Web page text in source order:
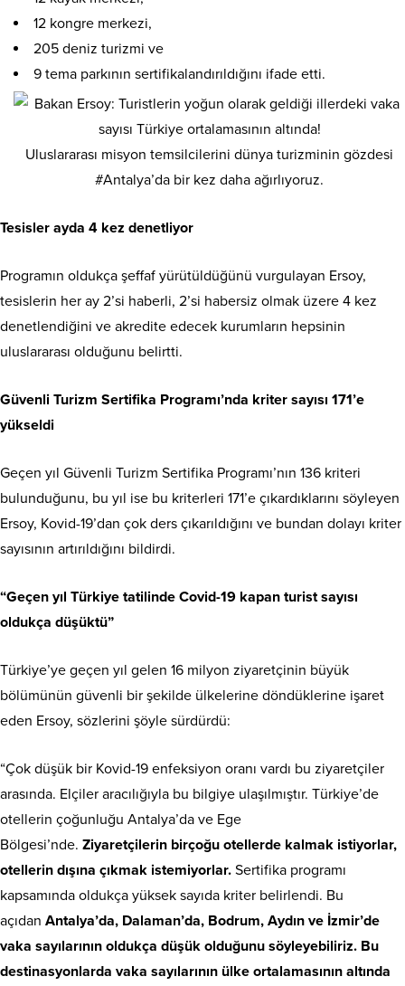
12 kongre merkezi,
205 deniz turizmi ve
9 tema parkının sertifikalandırıldığını ifade etti.
Uluslararası misyon temsilcilerini dünya turizminin gözdesi
#Antalya’da bir kez daha ağırlıyoruz.
Tesisler ayda 4 kez denetliyor
Programın oldukça şeffaf yürütüldüğünü vurgulayan Ersoy,
tesislerin her ay 2’si haberli, 2’si habersiz olmak üzere 4 kez
denetlendiğini ve akredite edecek kurumların hepsinin
uluslararası olduğunu belirtti.
Güvenli Turizm Sertifika Programı’nda kriter sayısı 171’e
yükseldi
Geçen yıl Güvenli Turizm Sertifika Programı’nın 136 kriteri
bulunduğunu, bu yıl ise bu kriterleri 171’e çıkardıklarını söyleyen
Ersoy, Kovid-19’dan çok ders çıkarıldığını ve bundan dolayı kriter
sayısının artırıldığını bildirdi.
“Geçen yıl Türkiye tatilinde Covid-19 kapan turist sayısı
oldukça düşüktü”
Türkiye’ye geçen yıl gelen 16 milyon ziyaretçinin büyük
bölümünün güvenli bir şekilde ülkelerine döndüklerine işaret
eden Ersoy, sözlerini şöyle sürdürdü:
“Çok düşük bir Kovid-19 enfeksiyon oranı vardı bu ziyaretçiler
arasında. Elçiler aracılığıyla bu bilgiye ulaşılmıştır. Türkiye’de
otellerin çoğunluğu Antalya’da ve Ege
Bölgesi’nde. Ziyaretçilerin birçoğu otellerde kalmak istiyorlar,
otellerin dışına çıkmak istemiyorlar. Sertifika programı
kapsamında oldukça yüksek sayıda kriter belirlendi. Bu
açıdan Antalya’da, Dalaman’da, Bodrum, Aydın ve İzmir’de
vaka sayılarının oldukça düşük olduğunu söyleyebiliriz. Bu
destinasyonlarda vaka sayılarının ülke ortalamasının altında